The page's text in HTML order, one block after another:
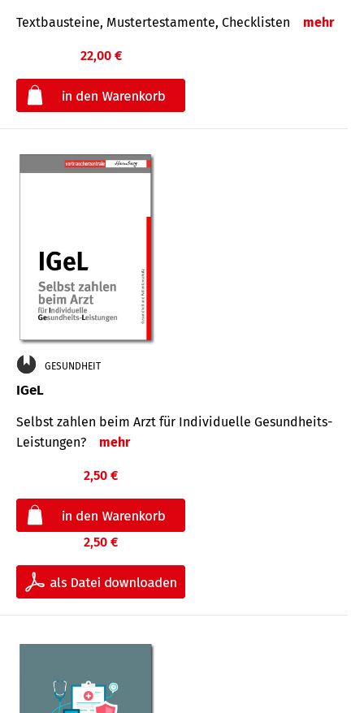
Textbausteine, Mustertestamente, Checklisten mehr
22,00 €
GESUNDHEIT
IGeL
Selbst zahlen beim Arzt für Indi­vidu­elle Gesund­heits-
Leis­tungen?
mehr
2,50 €
2,50 €